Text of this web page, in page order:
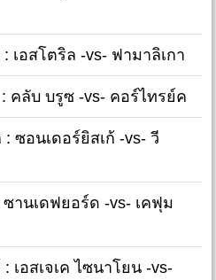
เอสโตริล -vs- ฟามาลิเกา
: คลับ บรูซ -vs- คอร์ไทรย์ค
ซอนเดอร์ยิสเก้ -vs- วี
ซานเดฟยอร์ด -vs- เคฟุม
เอสเจเค ไซนาโยน -vs-